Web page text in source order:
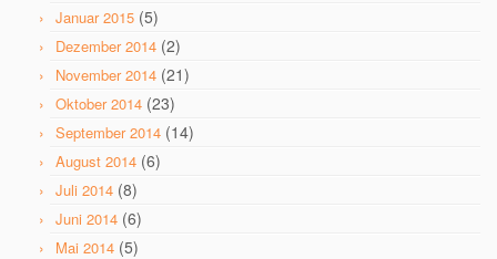
Januar 2015 (5)
Dezember 2014 (2)
November 2014 (21)
Oktober 2014 (23)
September 2014 (14)
August 2014 (6)
Juli 2014 (8)
Juni 2014 (6)
Mai 2014 (5)